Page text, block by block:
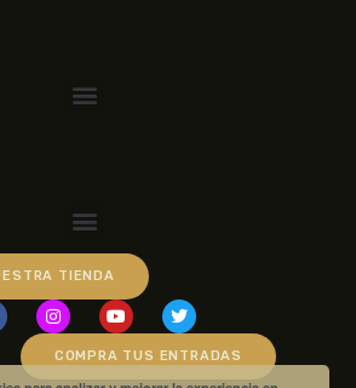
TIENDA
COMPRA TUS ENTRADAS